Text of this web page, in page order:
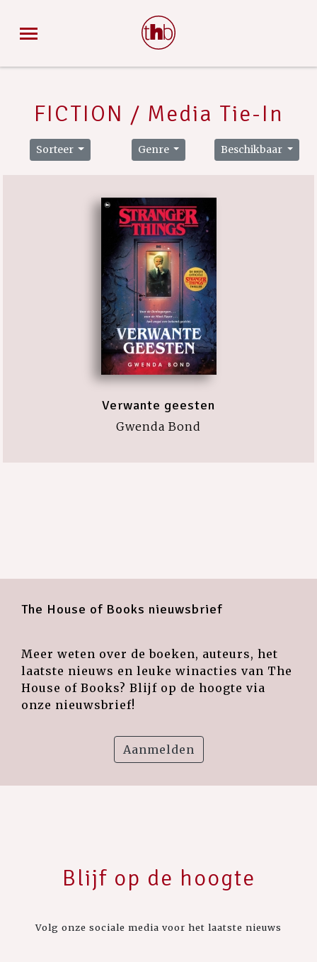
FICTION / Media Tie-In
Sorteer Genre Beschikbaar
Verwante geesten
Gwenda Bond
The House of Books nieuwsbrief
Meer weten over de boeken, auteurs, het
laatste nieuws en leuke winacties van The
House of Books? Blijf op de hoogte via
onze nieuwsbrief!
Aanmelden
Blijf op de hoogte
Volg onze sociale media voor het laatste nieuws